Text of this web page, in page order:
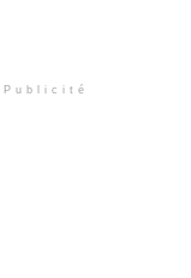
Publicité